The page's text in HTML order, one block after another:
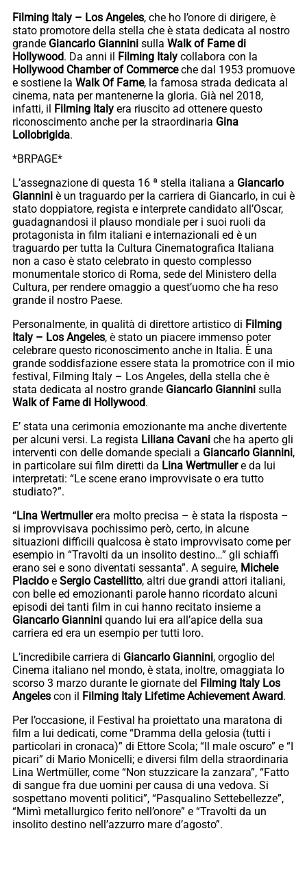
Filming Italy – Los Angeles, che ho l’onore di dirigere, è
stato promotore della stella che è stata dedicata al nostro
grande Giancarlo Giannini sulla Walk of Fame di
Hollywood. Da anni il Filming Italy collabora con la
Hollywood Chamber of Commerceche dal 1953 promuove
e sostiene la Walk Of Fame, la famosa strada dedicata al
cinema, nata per mantenerne la gloria. Già nel 2018,
infatti, il Filming Italy era riuscito ad ottenere questo
riconoscimento anche per la straordinaria Gina
Lollobrigida.
*BRPAGE*
L’assegnazione di questa 16 ª stella italiana a Giancarlo
Giannini è un traguardo per la carriera di Giancarlo, in cui è
stato doppiatore, regista e interprete candidato all’Oscar,
guadagnandosi il plauso mondiale per i suoi ruoli da
protagonista in film italiani e internazionali ed è un
traguardo per tutta la Cultura Cinematografica Italiana
non a caso è stato celebrato in questo complesso
monumentale storico di Roma, sede del Ministero della
Cultura, per rendere omaggio a quest’uomo che ha reso
grande il nostro Paese.
Personalmente, in qualità di direttore artistico di Filming
Italy – Los Angeles, è stato un piacere immenso poter
celebrare questo riconoscimento anche in Italia. È una
grande soddisfazione essere stata la promotrice con il mio
festival, Filming Italy – Los Angeles, della stella che è
stata dedicata al nostro grande Giancarlo Giannini sulla
Walk of Fame di Hollywood.
E’ stata una cerimonia emozionante ma anche divertente
per alcuni versi. La regista Liliana Cavani che ha aperto gli
interventi con delle domande speciali a Giancarlo Giannini,
in particolare sui film diretti da Lina Wertmullere da lui
interpretati: “Le scene erano improvvisate o era tutto
studiato?”.
“Lina Wertmullerera molto precisa – è stata la risposta –
si improvvisava pochissimo però, certo, in alcune
situazioni difficili qualcosa è stato improvvisato come per
esempio in “Travolti da un insolito destino…” gli schiaffi
erano sei e sono diventati sessanta”. A seguire, Michele
Placido e Sergio Castellitto, altri due grandi attori italiani,
con belle ed emozionanti parole hanno ricordato alcuni
episodi dei tanti film in cui hanno recitato insieme a
Giancarlo Giannini quando lui era all’apice della sua
carriera ed era un esempio per tutti loro.
L’incredibile carriera di Giancarlo Giannini, orgoglio del
Cinema italiano nel mondo, è stata, inoltre, omaggiata lo
scorso 3 marzo durante le giornate del Filming Italy Los
Angeles con il Filming Italy Lifetime Achievement Award.
Per l’occasione, il Festival ha proiettato una maratona di
film a lui dedicati, come “Dramma della gelosia (tutti i
particolari in cronaca)” di Ettore Scola; “Il male oscuro” e “I
picari” di Mario Monicelli; e diversi film della straordinaria
Lina Wertmüller, come “Non stuzzicare la zanzara”, “Fatto
di sangue fra due uomini per causa di una vedova. Si
sospettano moventi politici”, “Pasqualino Settebellezze”,
“Mimì metallurgico ferito nell’onore” e “Travolti da un
insolito destino nell’azzurro mare d’agosto”.